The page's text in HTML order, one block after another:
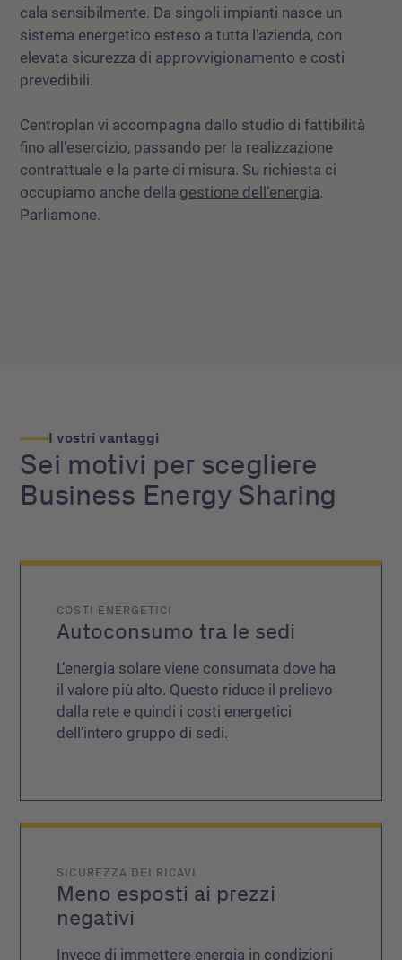
cala sensibilmente. Da singoli impianti nasce un
sistema energetico esteso a tutta l’azienda, con
elevata sicurezza di approvvigionamento e costi
prevedibili.
Centroplan vi accompagna dallo studio di fattibilità
fino all’esercizio, passando per la realizzazione
contrattuale e la parte di misura. Su richiesta ci
occupiamo anche della gestione dell’energia.
Parliamone.
I vostri vantaggi
Sei motivi per scegliere
Business Energy Sharing
COSTI ENERGETICI
Autoconsumo tra le sedi
L’energia solare viene consumata dove ha
il valore più alto. Questo riduce il prelievo
dalla rete e quindi i costi energetici
dell’intero gruppo di sedi.
SICUREZZA DEI RICAVI
Meno esposti ai prezzi
negativi
Invece di immettere energia in condizioni